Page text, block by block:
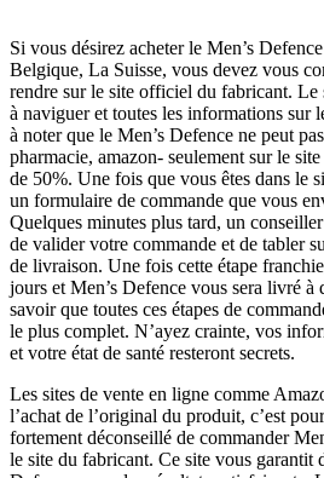
Si vous désirez acheter le Men’s
Belgique, La Suisse, vous devez vous
rendre sur le site officiel du fabricant. Le
à naviguer et toutes les informations sur
à noter que le Men’s Defence ne peut
pharmacie, amazon- seulement sur le
de 50%. Une fois que vous êtes dans le
un formulaire de commande que vous
Quelques minutes plus tard, un
de valider votre commande et de tabler
de livraison. Une fois cette étape
jours et Men’s Defence vous sera livré
savoir que toutes ces étapes de
le plus complet. N’ayez crainte, vos
et votre état de santé resteront secrets.
Les sites de vente en ligne comme
l’achat de l’original du produit, c’est
fortement déconseillé de commander
le site du fabricant. Ce site vous garantit